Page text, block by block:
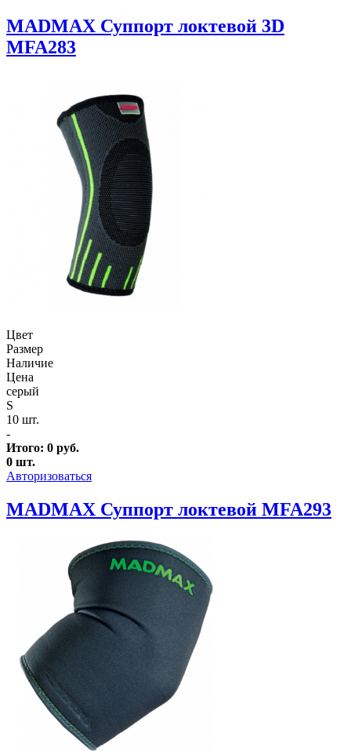
MADMAX Суппорт локтевой 3D
MFA283
Цвет
Размер
Наличие
Цена
серый
S
10 шт.
-
Итого: 0 руб.
0 шт.
Авторизоваться
MADMAX Суппорт локтевой MFA293